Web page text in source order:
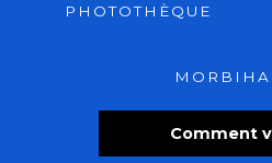
Comment
PHOTOTHÈQUE